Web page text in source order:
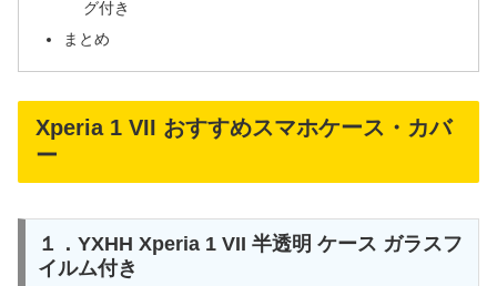
グ付き
まとめ
Xperia 1 VII おすすめスマホケース・カバ
ー
１．YXHH Xperia 1 VII 半透明 ケース ガラスフ
イルム付き